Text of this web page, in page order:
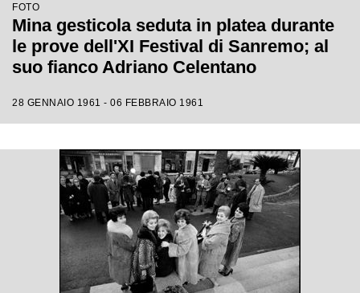
FOTO
Mina gesticola seduta in platea durante
le prove dell'XI Festival di Sanremo; al
suo fianco Adriano Celentano
28 GENNAIO 1961 - 06 FEBBRAIO 1961